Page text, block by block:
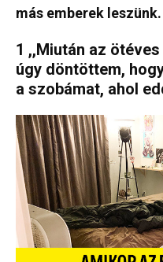
más emberek
1 ,,Miután az
úgy döntöttem,
a szobámat, ahol